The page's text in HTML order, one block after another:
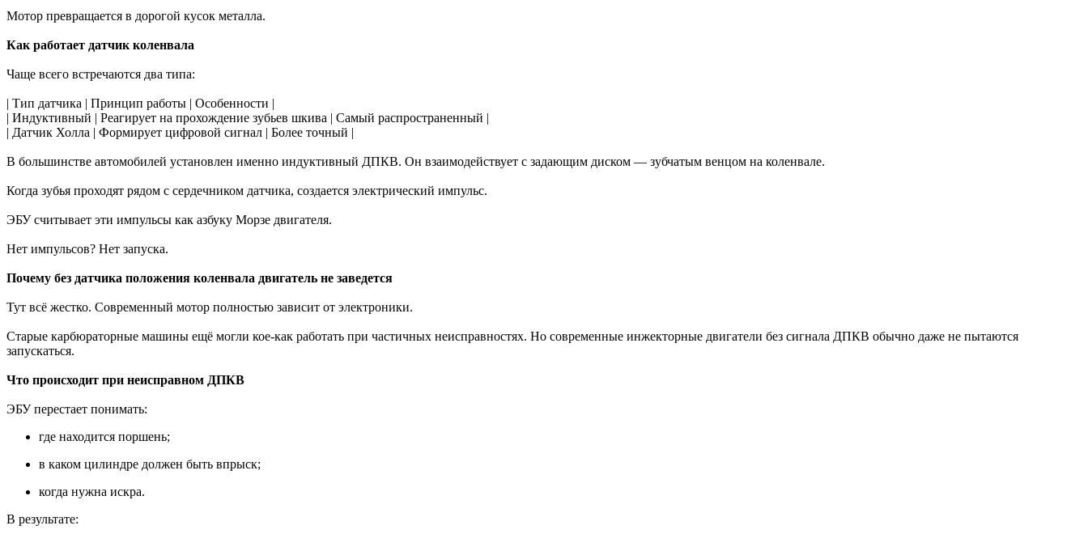
Мотор превращается в дорогой кусок металла.
Как работает датчик коленвала
Чаще всего встречаются два типа:
| Тип датчика | Принцип работы | Особенности |
| Индуктивный | Реагирует на прохождение зубьев шкива | Самый распространенный |
| Датчик Холла | Формирует цифровой сигнал | Более точный |
В большинстве автомобилей установлен именно индуктивный ДПКВ. Он взаимодействует с задающим диском — зубчатым венцом на коленвале.
Когда зубья проходят рядом с сердечником датчика, создается электрический импульс.
ЭБУ считывает эти импульсы как азбуку Морзе двигателя.
Нет импульсов? Нет запуска.
Почему без датчика положения коленвала двигатель не заведется
Тут всё жестко. Современный мотор полностью зависит от электроники.
Старые карбюраторные машины ещё могли кое-как работать при частичных неисправностях. Но современные инжекторные двигатели без сигнала ДПКВ обычно даже не пытаются
запускаться.
Что происходит при неисправном ДПКВ
ЭБУ перестает понимать:
где находится поршень;
в каком цилиндре должен быть впрыск;
когда нужна искра.
В результате: